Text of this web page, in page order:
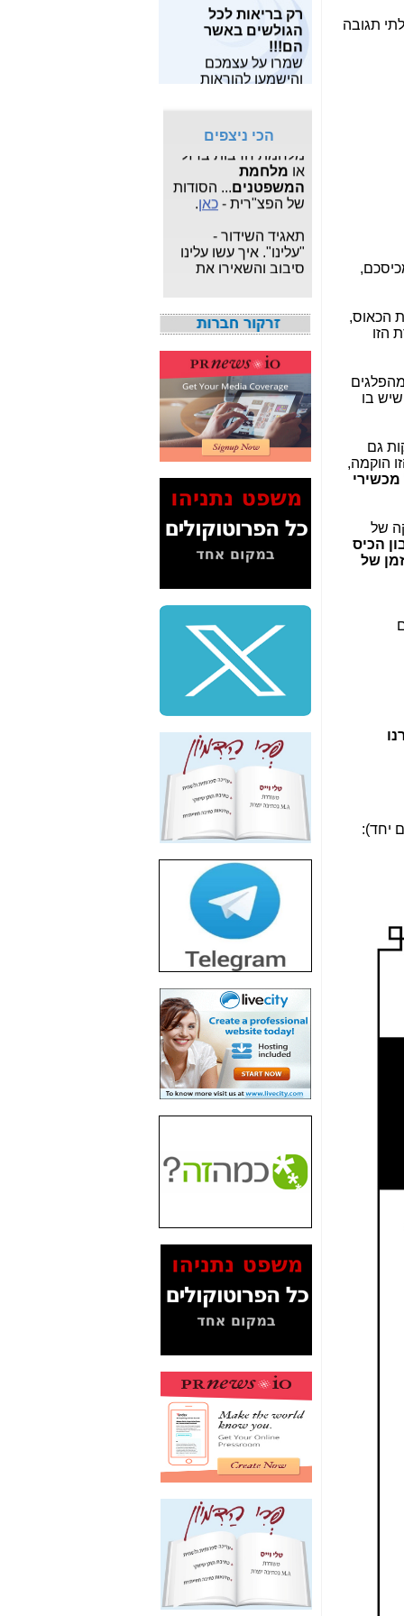
תגובה
הכאוס,
הזו
בו
גם
הוקמה,
מכשירי
של
הכיס
של
יחד):
מאות מחקרים
מצוייםכאן.
מחפש תוכנות
חופשיות? תוכל
לפרטייםותוכנות
לצילום ותמונות, הכל
בחינם.
מעוניין לבנות ולתפעל
אתר אישי או עסקי
רק בריאות לכל
הגולשים באשר
הם!!!
שמרו על עצמכם
והישמעו להוראות
פיקוד העורף!!
הכי ניצפים
שלו?-כאן
פרשת "
הסודי ": עדכונים
שוטפים על פרשת
צא"פ -כאן.
מלחמת חרבות ברזל
אומלחמת
המשפטנים
של הפצ"רית - כאן.
"עלינו". איך עשו עלינו
סיבוב והשאירו את
אגרת הטלוויזיה - כאן
מגהרץ יש בחיבור
LTE? מי ספק הסלולר
המהיר בישראל? -כאן
חשיפת מה שאילנה
דיין לא פרסמה ב"ערוץ
2" על תעלולי השר
משה כחלון -כאן
הסלולר" ואיך מסרסים
את הנתונים לציבור -
כאן
סיכום ביקור בסיליקון
שלמה פילבר (עד
לאחרונה מנכ"ל משרד
התקשורת) - עד
מדינה? הצחקתם
"יש אפליה בחקירה"?
חשיפה: למה השר
משה כחלון לא נחקר
עד היום? -
כאן
הדומה לזו של "תיק
4000" אך בתחום
הסלולר -
חשיפת מה שלא
רוצים שתדעו בעניין
פריסת אנלימיטד
(בניחוח בלתי נסבל) -
כאן
חשיפה: איוב קרא
אישר לקבוצת סלקום
בדיוק מה שביבי אישר
כאן
האם השר איוב קרא
היה צריך בכלל לחתום
על האישור, שנתן
האם ביבי וקרא קבלו
בכלל תמורה עבור
המסמכים בנושא בזק-
Yes (תיק 4000)
לאיש הלא נכון! -כאן
עובדות ומסמכים
האם ביבי כשר
תקשורת עזר לקב'
בזק? -כאן
מה מקור ה-Fake
News שהביא לתפירת
תיק לביבי והעלמת
החשודים הנכונים -כאן
אחת הרגליים של "תיק
4000 התפור"
התמוטטה היום
בניצחון (כפול) של בזק
כאן
איך כתבות מפנקות